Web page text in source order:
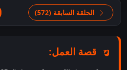
الحلقة السابقة (572)
قصة العمل: